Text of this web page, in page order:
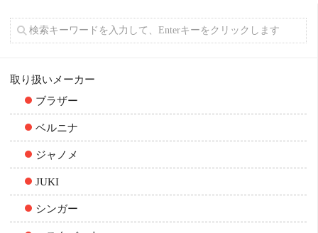
取り扱いメーカー
ブラザー
ベルニナ
ジャノメ
JUKI
シンガー